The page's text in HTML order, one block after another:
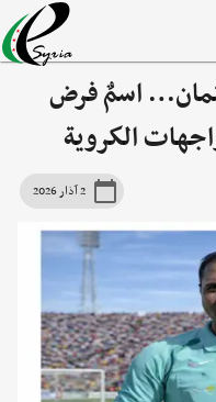
اسمٌ فرض
الكروية
2 آذار 2026